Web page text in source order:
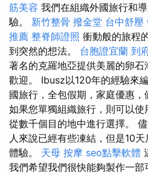
筋美容 我們在組織外國旅行和
驗。 新竹整骨 撥金堂 台中舒壓
推薦 整脊師證照 衝動般的旅程
到突然的想法。 台胞證宜蘭 到
著名的克羅地亞提供美麗的卵
歡迎。 Ibusz以120年的經驗來
國旅行，全包假期，家庭優惠，
如果您單獨組織旅行，則可以
從數千個目的地中進行選擇。
人來說已經有些凍結，但是10
體驗。 天母 按摩 seo點擊軟體
我們希望我們很快能夠製作一